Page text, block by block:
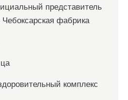
представитель
фабрика
комплекс